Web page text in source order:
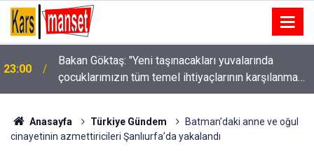
23:00
Bakan Göktaş: "Yeni taşınacakları yuvalarında
çocuklarımızın tüm temel ihtiyaçlarının karşılanması
için gerekli planlamaları yaptık"
Anasayfa Türkiye Gündem
Batman’daki anne ve oğul
cinayetinin azmettiricileri Şanlıurfa’da yakalandı